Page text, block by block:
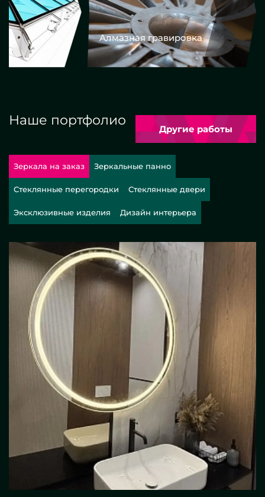
Алмазная гравировка
Наше портфолио
Другие работы
Зеркала на заказ Зеркальные панно
Стеклянные перегородки Стеклянные двери
Эксклюзивные изделия Дизайн интерьера